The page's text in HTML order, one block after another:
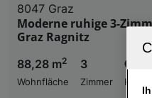
8047 Graz
Moderne ruhige 3-
Graz Ragnitz
88,28 m2
Wohnfläche
3
Zimmer
€